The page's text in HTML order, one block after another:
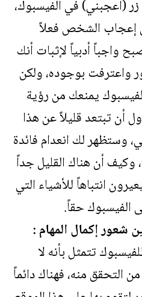
(أعجبني) في الفيسبوك،
إعجاب الشخص فعلاً
واجباً أدبياً لإثبات أنك
واعترفت بوجوده، ولكن
يمنعك من رؤية
أن تبتعد قليلاً عن هذا
وستظهر لك انعدام فائدة
وكيف أن هناك القليل جداً
انتباهاً للأشياء التي
الفيسبوك حقاً.
شعور إكمال المهام :
تتمثل بأنه لا
التحقق منه، فهناك دائماً